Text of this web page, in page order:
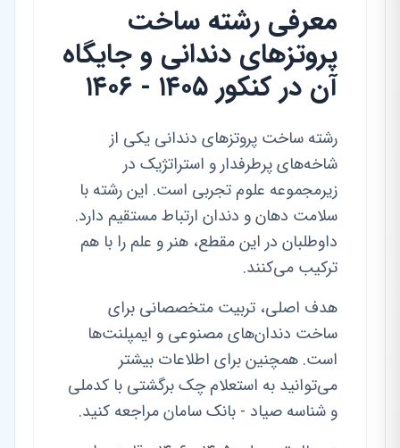
معرفی رشته ساخت
پروتزهای دندانی و جایگاه
آن در کنکور ۱۴۰۵ - ۱۴۰۶
رشته ساخت پروتزهای دندانی یکی از
شاخه‌های پرطرفدار و استراتژیک در
زیرمجموعه علوم تجربی است. این رشته با
سلامت دهان و دندان ارتباط مستقیم دارد.
داوطلبان در این مقطع، هنر و علم را با هم
ترکیب می‌کنند.
هدف اصلی، تربیت متخصصانی برای
ساخت دندان‌های مصنوعی و ایمپلنت‌ها
است. همچنین برای اطلاعات بیشتر
می‌توانید به استعلام چک برگشتی با کدملی
و شناسه صیاد - بانک سامان مراجعه کنید.